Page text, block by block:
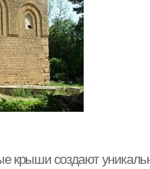
крыши создают